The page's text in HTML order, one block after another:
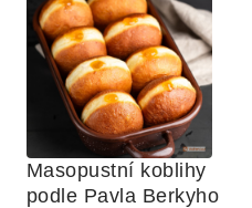
Masopustní koblihy
podle Pavla Berkyho